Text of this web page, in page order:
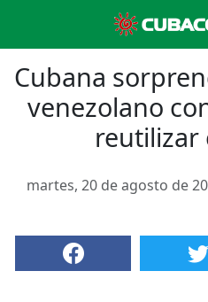
Cubana
venezolano
reutilizar
martes, 20 de agosto de